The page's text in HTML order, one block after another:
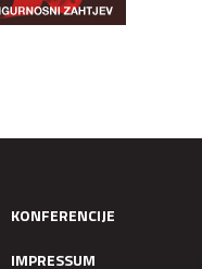
KONFERENCIJE
IMPRESSUM